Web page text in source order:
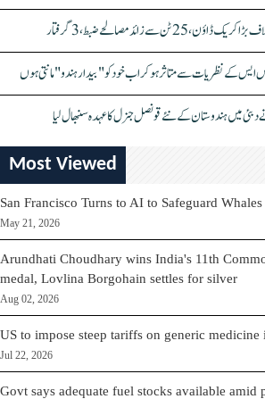
سے زائد مصالحے ضبط، 3 گرفتار
ایس کے نظریات سے متاثر ہو کر اب خود کو "بیدار ہندو" مانتی ہوں
میں ہندوستان کے نئے قونصل جنرل کا عہدہ سنبھال لیا
Most Viewed
San Francisco Turns to AI to Safeguard
May 21, 2026
Arundhati Choudhary wins India's 11th
medal, Lovlina Borgohain settles for silver
Aug 02, 2026
US to impose steep tariffs on generic
Jul 22, 2026
Govt says adequate fuel stocks available amid